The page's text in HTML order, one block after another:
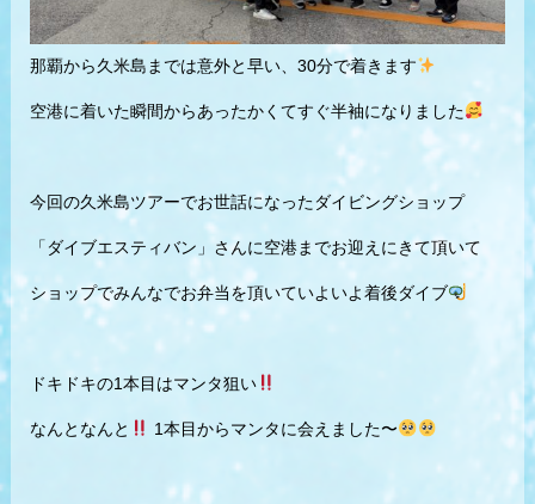
那覇から久米島までは意外と早い、30分で着きます
空港に着いた瞬間からあったかくてすぐ半袖になりました
今回の久米島ツアーでお世話になったダイビングショップ
「ダイブエスティバン」さんに空港までお迎えにきて頂いて
ショップでみんなでお弁当を頂いていよいよ着後ダイブ
ドキドキの1本目はマンタ狙い
なんとなんと 1本目からマンタに会えました〜